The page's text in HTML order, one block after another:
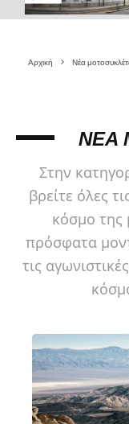
Αρχική Νέα
ΝΈΑ
Στην
βρείτε όλες
κόσμο της
πρόσφατα
τις